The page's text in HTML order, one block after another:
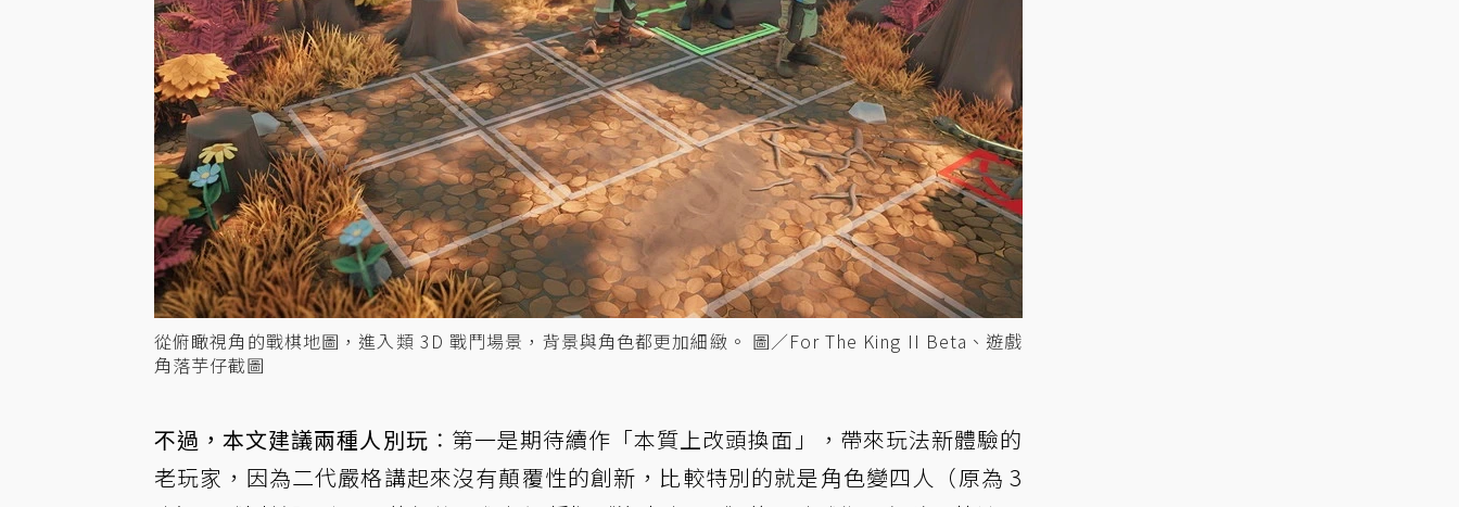
從俯瞰視角的戰棋地圖，進入類 3D 戰鬥場景，背景與角色都更加細緻。 圖／For The King II Beta、遊戲
角落芋仔截圖
不過，本文建議兩種人別玩 ：第一是期待續作「本質上改頭換面」，帶來玩法新體驗的
老玩家，因為二代嚴格講起來沒有顛覆性的創新，比較特別的就是角色變四人（原為 3